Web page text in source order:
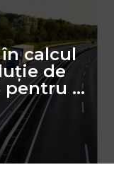
calcul
de
pentru ...